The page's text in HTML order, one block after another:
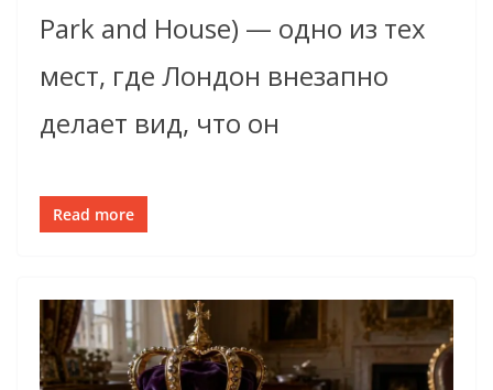
Park and House) — одно из тех
мест, где Лондон внезапно
делает вид, что он
Read more